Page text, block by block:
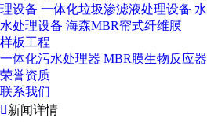
理设备 一体化垃圾渗滤液处理设备
水处理设备 海森MBR帘式纤维膜
样板工程
一体化污水处理器 MBR膜生物反应器
荣誉资质
联系我们
新闻详情